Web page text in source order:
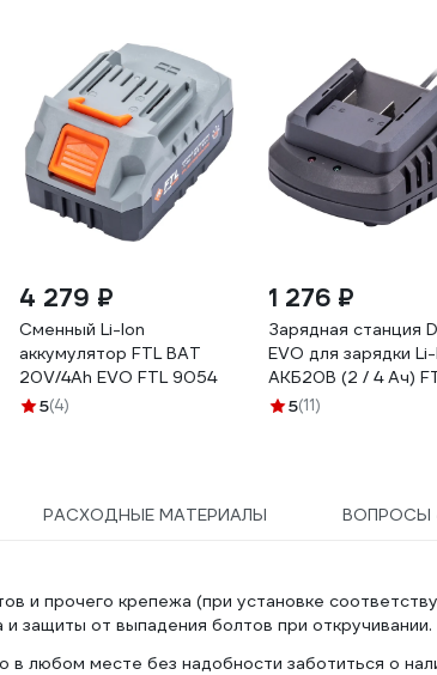
4 279 ₽
Сменный Li-Ion
аккумулятор FTL BAT
20V/4Ah EVO FTL 9054
5(4)
1 276 ₽
Зарядная станция
EVO для зарядки
АКБ20В (2 / 4 Ач)
8769
5(11)
РАСХОДНЫЕ МАТЕРИАЛЫ ВОПРОСЫ
и прочего крепежа (при установке
защиты от выпадения болтов при откручивании.
любом месте без надобности заботиться о